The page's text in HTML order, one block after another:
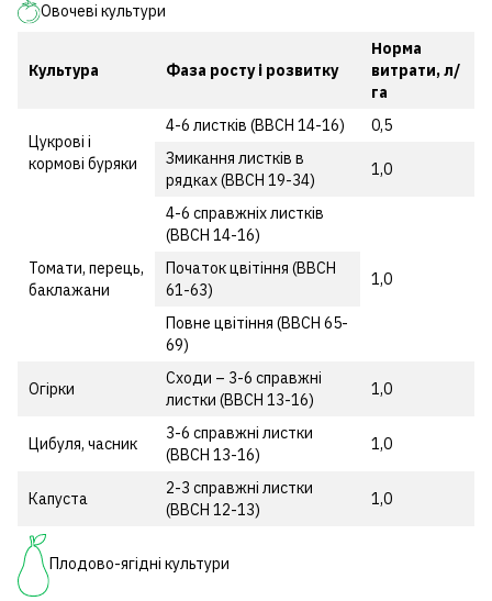
Овочеві культури
Культура Фаза росту і розвитку
Норма
витрати, л/
га
Цукрові і
кормові буряки
4-6 листків (ВВСН 14-16)
0,5
Змикання листків в
рядках (ВВСН 19-34)
1,0
Томати, перець,
баклажани
4-6 справжніх листків
(ВВСН 14-16)
1,0
Початок цвітіння (ВВСН
61-63)
Повне цвітіння (ВВСН 65-
69)
Огірки
Сходи – 3-6 справжні
листки (ВВСН 13-16)
1,0
Цибуля, часник
3-6 справжні листки
(ВВСН 13-16)
1,0
Капуста
2-3 справжні листки
(ВВСН 12-13)
1,0
Плодово-ягідні культури